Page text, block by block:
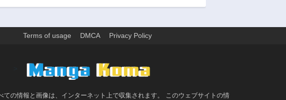
Terms of usage DMCA Privacy Policy
ての情報と画像は、インターネット上で収集されます。 このウェブサイトの情